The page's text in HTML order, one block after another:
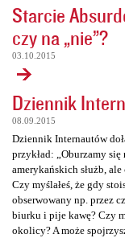
Starcie
czy na „nie”?
03.10.2015
Dziennik
08.09.2015
Dziennik Internautów
przykład: „Oburzamy
amerykańskich służb,
Czy myślałeś, że gdy
obserwowany np. przez
biurku i pije kawę? Czy
okolicy? A może